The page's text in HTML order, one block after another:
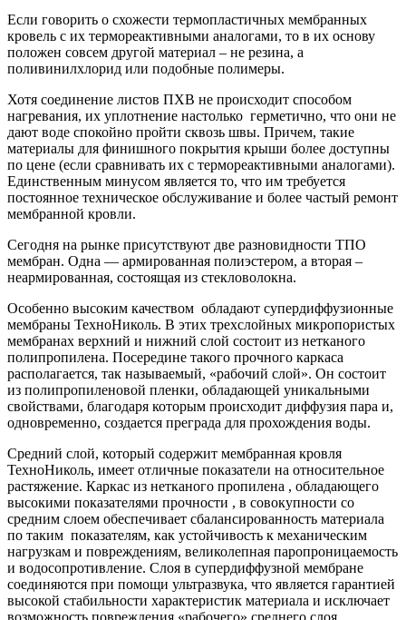
Если говорить о схожести термопластичных мембранных
кровель с их термореактивными аналогами, то в их основу
положен совсем другой материал – не резина, а
поливинилхлорид или подобные полимеры.
Хотя соединение листов ПХВ не происходит способом
нагревания, их уплотнение настолько герметично, что они не
дают воде спокойно пройти сквозь швы. Причем, такие
материалы для финишного покрытия крыши более доступны
по цене (если сравнивать их с термореактивными аналогами).
Единственным минусом является то, что им требуется
постоянное техническое обслуживание и более частый ремонт
мембранной кровли.
Сегодня на рынке присутствуют две разновидности ТПО
мембран. Одна — армированная полиэстером, а вторая –
неармированная, состоящая из стекловолокна.
Особенно высоким качеством обладают супердиффузионные
мембраны ТехноНиколь. В этих трехслойных микропористых
мембранах верхний и нижний слой состоит из нетканого
полипропилена. Посередине такого прочного каркаса
располагается, так называемый, «рабочий слой». Он состоит
из полипропиленовой пленки, обладающей уникальными
свойствами, благодаря которым происходит диффузия пара и,
одновременно, создается преграда для прохождения воды.
Средний слой, который содержит мембранная кровля
ТехноНиколь, имеет отличные показатели на относительное
растяжение. Каркас из нетканого пропилена , обладающего
высокими показателями прочности , в совокупности со
средним слоем обеспечивает сбалансированность материала
по таким показателям, как устойчивость к механическим
нагрузкам и повреждениям, великолепная паропроницаемость
и водосопротивление. Слоя в супердиффузной мембране
соединяются при помощи ультразвука, что является гарантией
высокой стабильности характеристик материала и исключает
возможность повреждения «рабочего» среднего слоя.